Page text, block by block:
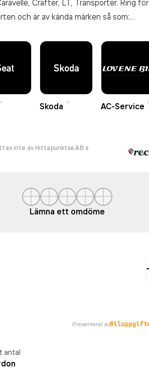
Crafter, LT, Transporter. Ring för
och är av kända märken så som:
Skoda AC-Service
inte av Hittapunktse AB:s
Lämna ett omdöme
Presenterat av
antal